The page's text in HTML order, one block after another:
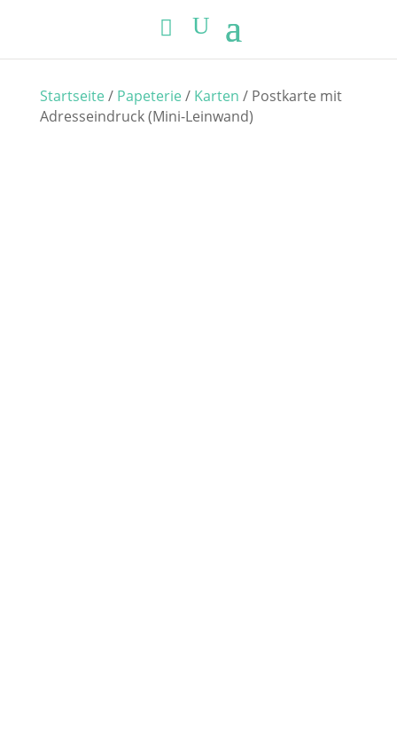
Startseite/ Papeterie/ Karten / Postkarte mit
Adresseindruck (Mini-Leinwand)